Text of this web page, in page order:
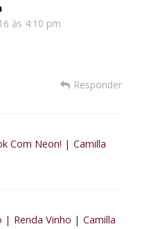
às 4:10 pm
Responder
Com Neon! | Camilla
| Renda Vinho | Camilla